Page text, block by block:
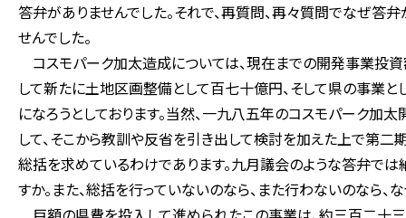
答弁がありませんでした。それで、再質問、再々質問でなぜ答
せんでした。
コスモパーク加太造成については、現在までの開発事業投
して新たに土地区画整備として百七十億円、そして県の事業
になろうとしております。当然、一九八五年のコスモパーク
して、そこから教訓や反省を引き出して検討を加えた上で第
総括を求めているわけであります。九月議会のような答弁で
すか。また、総括を行っていないのなら、また行わないのなら、